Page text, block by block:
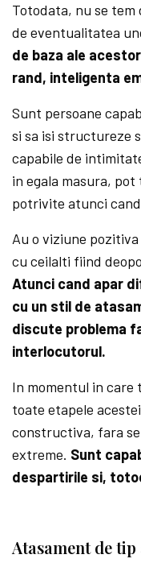
Totodata, nu se
de eventualitatea
de baza ale
rand, inteligenta
Sunt persoane
si sa isi structureze
capabile de
in egala masura,
potrivite atunci
Au o viziune
cu ceilalti fiind
Atunci cand apar
cu un stil de
discute problema
interlocutorul.
In momentul in
toate etapele
constructiva, fara
extreme. Sunt
despartirile si,
Atasament de